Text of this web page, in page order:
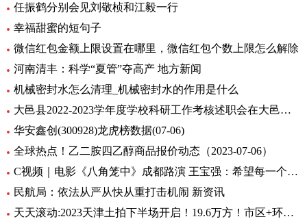
任振鹤分别会见刘敬桢和江毅一行
幸福甜蜜的短句子
微信红包金额上限设置在哪里，微信红包个数上限怎么解除
河南清丰：科学“夏管”夺高产 地方新闻
机械密封水怎么清理_机械密封水的作用是什么
大邑县2022-2023学年度学校科研工作考核述职会在大邑县北街小学举行
华安鑫创(300928)龙虎榜数据(07-06)
全球热点！乙二胺四乙醇商品报价动态（2023-07-06）
C视频｜电影《八角笼中》成都路演 王宝强：希望每一个人在艰难中，都把自己的力量激发出来
民航局：依法从严从快从重打击机闹 新资讯
天天滚动:2023天津土拍下半场开启！19.6万方！市区+环城四宗地块连挂